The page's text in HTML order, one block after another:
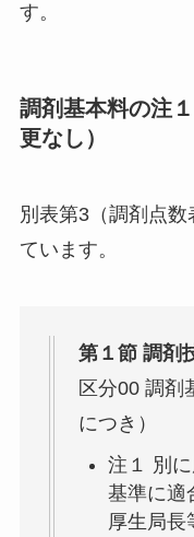
す。
調剤基本料の注
更なし）
別表第3（調剤点
ています。
第１節 調剤
区分00 調剤
につき）
注１ 別
基準に適
厚生局長